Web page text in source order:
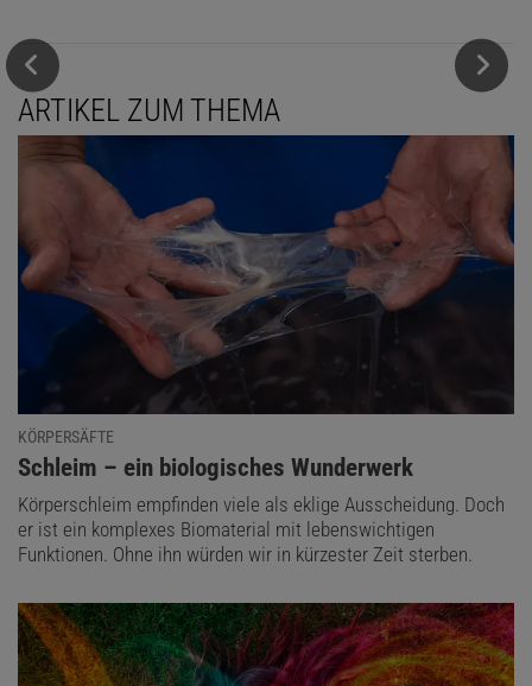
ARTIKEL ZUM THEMA
KÖRPERSÄFTE
:
Schleim – ein biologisches Wunderwerk
Körperschleim empfinden viele als eklige Ausscheidung. Doch
er ist ein komplexes Biomaterial mit lebenswichtigen
Funktionen. Ohne ihn würden wir in kürzester Zeit sterben.